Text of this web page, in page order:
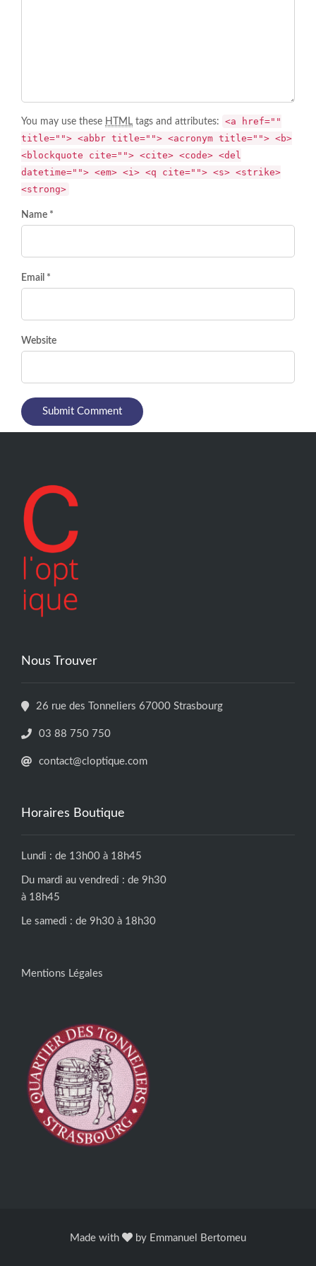
You may use these HTML tags and attributes:
<a href=""
title=""> <abbr title=""> <acronym title=""> <b>
<blockquote cite=""> <cite> <code> <del
datetime=""> <em> <i> <q cite=""> <s> <strike>
<strong>
Name *
Email *
Website
Nous Trouver
26 rue des Tonneliers 67000 Strasbourg
03 88 750 750
contact@cloptique.com
Horaires Boutique
Lundi : de 13h00 à 18h45
Du mardi au vendredi : de 9h30
à 18h45
Le samedi : de 9h30 à 18h30
Mentions Légales
Made with by Emmanuel Bertomeu